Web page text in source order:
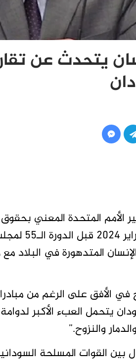
يتحدث عن
الأمم المتحدة المعني
عن زيارة
المتدهورة في البلاد
الأفق على الرغم من
يتحمل العبء الأكبر
والنزوح.”
بين القوات المسلحة